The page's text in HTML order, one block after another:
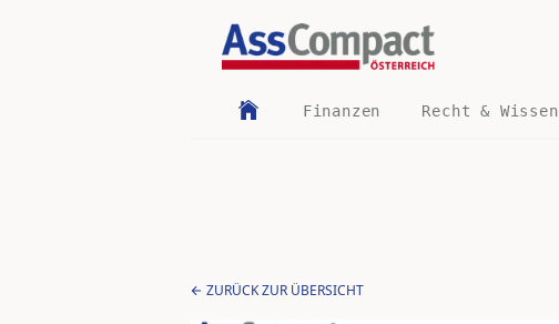
Finanzen Recht & Wissen
ZURÜCK ZUR ÜBERSICHT